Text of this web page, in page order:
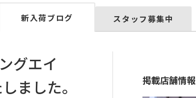
新入荷ブログ スタッフ募集中
グエイ
ました。
掲載店舗情報